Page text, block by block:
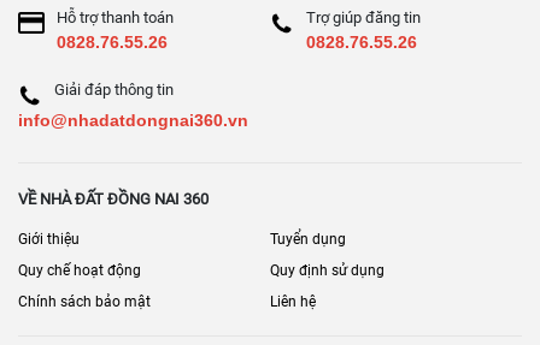
Hỗ trợ thanh toán
0828.76.55.26
Trợ giúp đăng tin
0828.76.55.26
Giải đáp thông tin
info@nhadatdongnai360.vn
VỀ NHÀ ĐẤT ĐỒNG NAI 360
Giới thiệu
Tuyển dụng
Quy chế hoạt động
Quy định sử dụng
Chính sách bảo mật
Liên hệ